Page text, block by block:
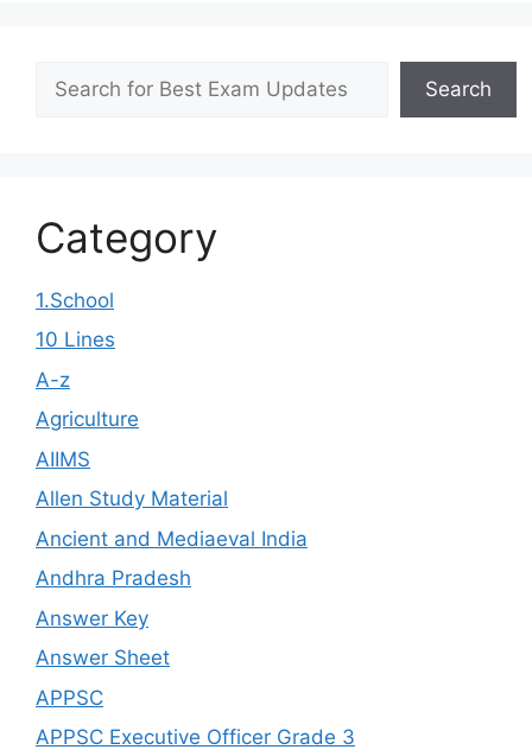
Search
Category
1.School
10 Lines
A-z
Agriculture
AIIMS
Allen Study Material
Ancient and Mediaeval India
Andhra Pradesh
Answer Key
Answer Sheet
APPSC
APPSC Executive Officer Grade 3